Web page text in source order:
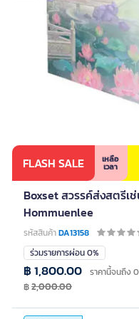
FLASH SALE เหลือ
เวลา
Boxset สวรรค์ส่งสตรีเ
Hommuenlee
รหัสสินค้าDA13158
ร่วมรายการผ่อน 0%
฿ 1,800.00 ราคานี้จนถึง
฿2,000.00